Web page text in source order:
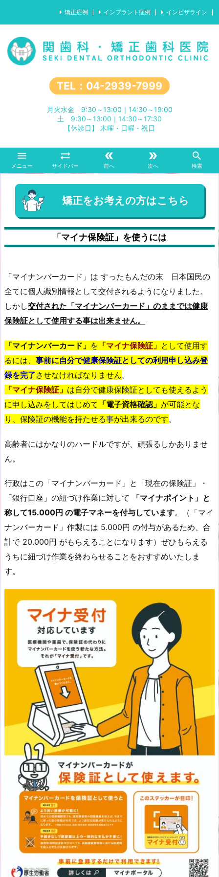
TEL：04-2939-7999
月火水金 9:30～13:00｜14:30～19:00
土 9:30～13:00｜14:30～17:30
【休診日】 木曜・日曜・祝日

メニュー

サイドバー

前へ

次へ

検索
矯正症例 インプラント症例 インビザライン
矯正をお考えの方はこちら
「マイナ保険証」を使うには
「マイナンバーカード」は すったもんだの末 日本国民の
全てに個人識別情報として交付されるようになりました。
しかし交付された「マイナンバーカード」のままでは健康
保険証として使用する事は出来ません。
「マイナンバーカード」 を 「マイナ保険証」 として使用す
るには、 事前に自分で健康保険証としての利用申し込み登
録を完了させなければなりません。
「マイナ保険証」 は自分で健康保険証としても使えるよう
に申し込みをしてはじめて 「電子資格確認」 が可能とな
り、保険証の機能を持たせる事が出来るのです。
高齢者にはかなりのハードルですが、頑張るしかありませ
ん。
行政はこの「マイナンバーカード」と「現在の保険証」・
「銀行口座」の紐づけ作業に対して
「マイナポイント」と
称して15.000円 の電子マネーを付与しています。（「マイ
ナンバーカード」作製には 5.000円 の付与があるため、合
計で 20.000円 がもらえることになります）ぜひもらえる
うちに紐づけ作業を終わらせることをおすすめいたしま
す。